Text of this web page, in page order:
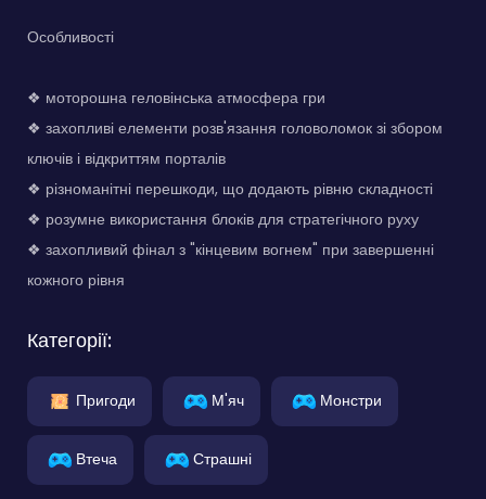
Особливості
❖ моторошна геловінська атмосфера гри
❖ захопливі елементи розв'язання головоломок зі збором
ключів і відкриттям порталів
❖ різноманітні перешкоди, що додають рівню складності
❖ розумне використання блоків для стратегічного руху
❖ захопливий фінал з "кінцевим вогнем" при завершенні
кожного рівня
Категорії:
Пригоди М'яч Монстри
Втеча Страшні